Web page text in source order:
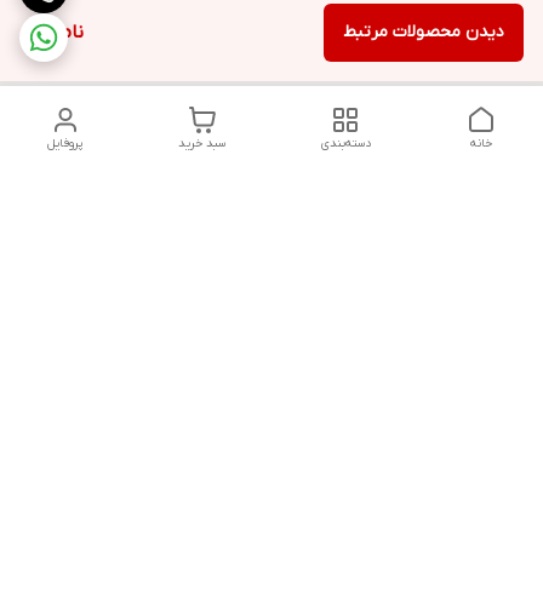
ناموجود دیدن محصولات مرتبط
پروفایل سبد خرید دسته‌بندی خانه